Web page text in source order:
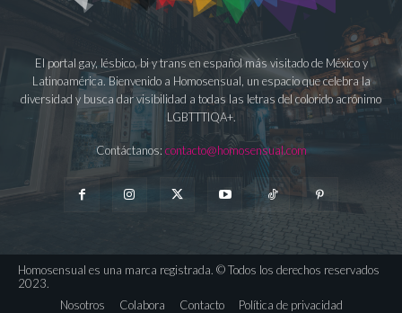
El portal gay, lésbico, bi y trans en español más visitado de México y
Latinoamérica. Bienvenido a Homosensual, un espacio que celebra la
diversidad y busca dar visibilidad a todas las letras del colorido acrónimo
LGBTTTIQA+.
Contáctanos: contacto@homosensual.com
Homosensual es una marca registrada. © Todos los derechos reservados
2023.
Nosotros
Colabora Contacto Política de privacidad